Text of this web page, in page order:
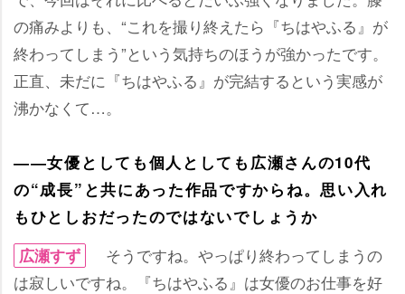
の痛みよりも、“これを撮り終えたら『ちはやふる』が
終わってしまう”という気持ちのほうが強かったです。
正直、未だに『ちはやふる』が完結するという実感が
沸かなくて…。
――女優としても個人としても広瀬さんの10代
の“成長”と共にあった作品ですからね。思い入れ
もひとしおだったのではないでしょうか
広瀬すず
そうですね。やっぱり終わってしまうの
は寂しいですね。『ちはやふる』は女優のお仕事を好